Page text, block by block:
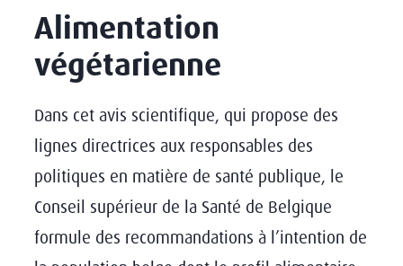
Alimentation
végétarienne
Dans cet avis scientifique, qui propose des
lignes directrices aux responsables des
politiques en matière de santé publique, le
Conseil supérieur de la Santé de Belgique
formule des recommandations à l’intention de